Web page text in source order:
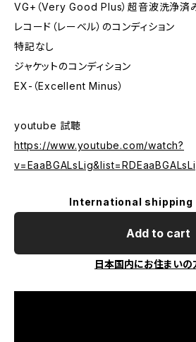
VG+（Very Good Plus）超音波洗浄済
レコード（レーベル）のコンディション
特記なし
ジャケットのコンディション
EX-（Excellent Minus）
youtube 試聴
https://www.youtube.com/watch?
International shipping
Add to cart
日本国内にお住まいの